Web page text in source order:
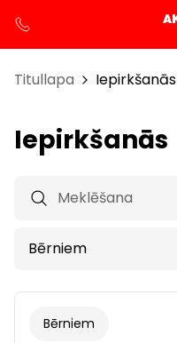
Titullapa Iepirkšanās
Iepirkšanās
Bērniem